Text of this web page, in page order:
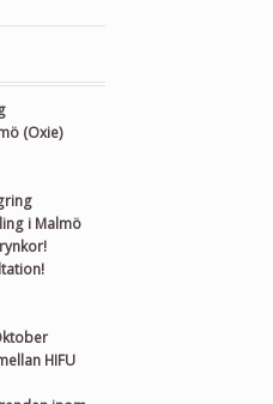
(Oxie)
i Malmö
HIFU